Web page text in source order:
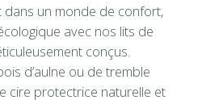
dans un monde de confort,
avec nos lits de
conçus.
d’aulne ou de tremble
cire protectrice naturelle et